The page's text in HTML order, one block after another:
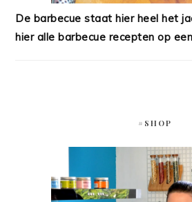
De barbecue staat hier heel het
hier alle barbecue recepten op
#SHOP